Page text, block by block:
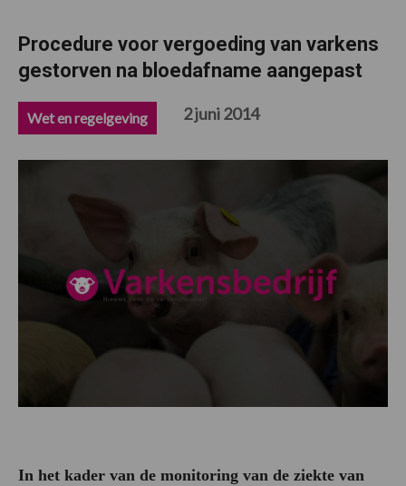
Procedure voor vergoeding van varkens
gestorven na bloedafname aangepast
Wet en regelgeving 2 juni 2014
In het kader van de monitoring van de ziekte van